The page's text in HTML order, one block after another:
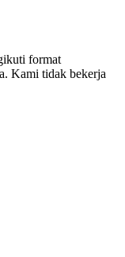
format
Kami tidak bekerja